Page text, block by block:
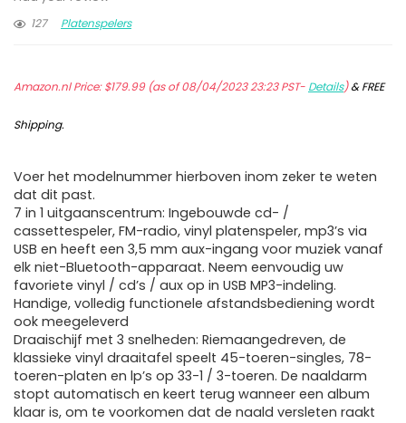
127
Platenspelers
Amazon.nl Price:$179.99(as of 08/04/2023 23:23 PST- Details)&FREE
Shipping.
Voer het modelnummer hierboven inom zeker te weten
dat dit past.
7 in 1 uitgaanscentrum: Ingebouwde cd- /
cassettespeler, FM-radio, vinyl platenspeler, mp3’s via
USB en heeft een 3,5 mm aux-ingang voor muziek vanaf
elk niet-Bluetooth-apparaat. Neem eenvoudig uw
favoriete vinyl / cd’s / aux op in USB MP3-indeling.
Handige, volledig functionele afstandsbediening wordt
ook meegeleverd
Draaischijf met 3 snelheden: Riemaangedreven, de
klassieke vinyl draaitafel speelt 45-toeren-singles, 78-
toeren-platen en lp’s op 33-1 / 3-toeren. De naaldarm
stopt automatisch en keert terug wanneer een album
klaar is, om te voorkomen dat de naald versleten raakt